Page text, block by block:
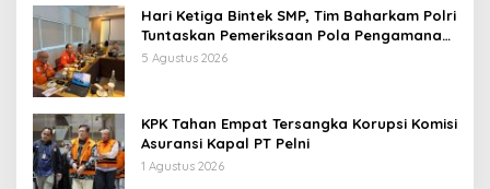
Hari Ketiga Bintek SMP, Tim Baharkam Polri
Tuntaskan Pemeriksaan Pola Pengamanan
Pertamina Patra Niaga Jabar
5 Agustus 2026
KPK Tahan Empat Tersangka Korupsi Komisi
Asuransi Kapal PT Pelni
1 Agustus 2026